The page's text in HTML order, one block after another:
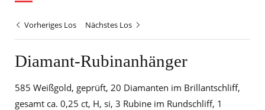
Vorheriges Los Nächstes Los
Diamant-Rubinanhänger
585 Weißgold, geprüft, 20 Diamanten im Brillantschliff,
gesamt ca. 0,25 ct, H, si, 3 Rubine im Rundschliff, 1